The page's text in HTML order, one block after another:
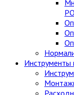
Инструменты